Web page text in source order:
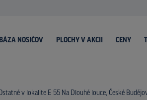
NOSIČOV PLOCHY V AKCII CENY
v lokalite E 55 Na Dlouhé louce, České